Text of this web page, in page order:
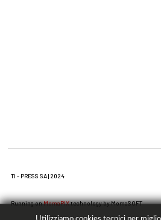
TI - PRESS SA | 2024
Running onMomaPIXtechnology by MomaSOFT